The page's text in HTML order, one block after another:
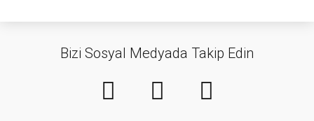
Bizi Sosyal Medyada Takip Edin